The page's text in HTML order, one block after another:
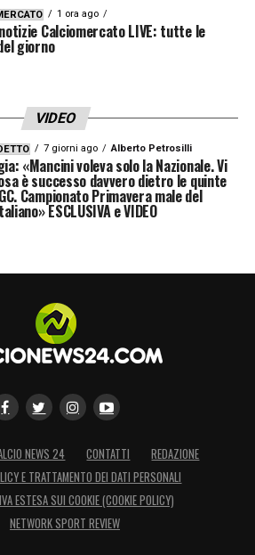
1 ora ago
Calciomercato LIVE: tutte le
giorno
VIDEO
7 giorni ago Alberto Petrosilli
«Mancini voleva solo la Nazionale. Vi
è successo davvero dietro le quinte
Campionato Primavera male del
ESCLUSIVA e VIDEO
NEWS 24 CONTATTI
REDAZIONE
E TRATTAMENTO DEI DATI PERSONALI
ESTESA SUI COOKIE (COOKIE POLICY)
NETWORK SPORT REVIEW